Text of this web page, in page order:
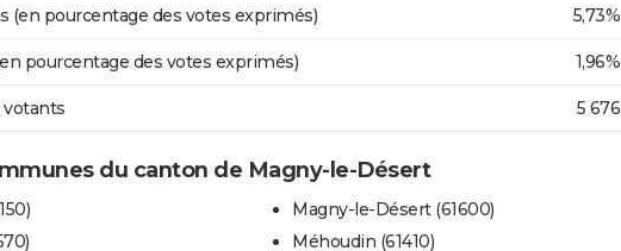
(en pourcentage des votes exprimés) 5,73%
pourcentage des votes exprimés) 1,96%
votants 5 676
du canton de Magny-le-Désert
Magny-le-Désert (61600)
Méhoudin (61410)